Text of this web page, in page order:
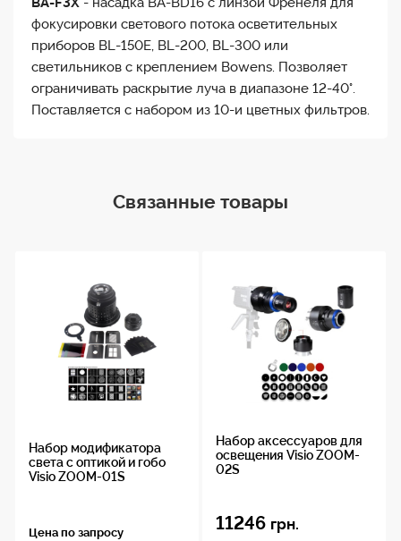
фокусировки светового потока осветительных
приборов BL-150E, BL-200, BL-300 или
светильников с креплением Bowens. Позволяет
ограничивать раскрытие луча в диапазоне 12-40°.
Поставляется с набором из 10-и цветных фильтров.
Связанные товары
Набор модификатора
света с оптикой и гобо
Visio ZOOM-01S
Цена по запросу
Набор аксессуаров для
освещения Visio ZOOM-
02S
11246 грн.